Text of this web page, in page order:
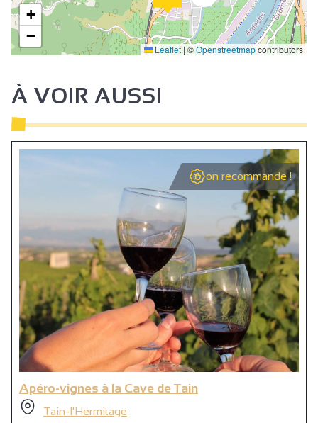
+
−
Leaflet | ©Openstreetmapcontributors
À VOIR AUSSI
on recommande !
Apéro-vignes à la Cave de Tain
Tain-l'Hermitage